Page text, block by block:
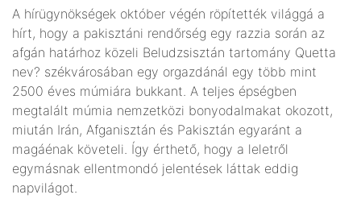
A hírügynökségek október végén röpítették világgá a
hírt, hogy a pakisztáni rendőrség egy razzia során az
afgán határhoz közeli Beludzsisztán tartomány Quetta
nev? székvárosában egy orgazdánál egy több mint
2500 éves múmiára bukkant. A teljes épségben
megtalált múmia nemzetközi bonyodalmakat okozott,
miután Irán, Afganisztán és Pakisztán egyaránt a
magáénak követeli. Így érthető, hogy a leletről
egymásnak ellentmondó jelentések láttak eddig
napvilágot.